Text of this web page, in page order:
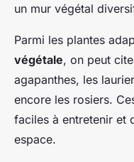
un mur végétal
Parmi les plantes
végétale, on peut
agapanthes, les
encore les rosiers.
faciles à entretenir et
espace.